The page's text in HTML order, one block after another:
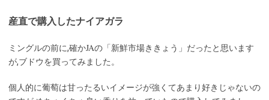
産直で購入したナイアガラ
ミングルの前に,確かJAの「新鮮市場ききょう」だったと思います
が,ブドウを買ってみました。
個人的に葡萄は甘ったるいイメージが強くてあまり好きじゃないの